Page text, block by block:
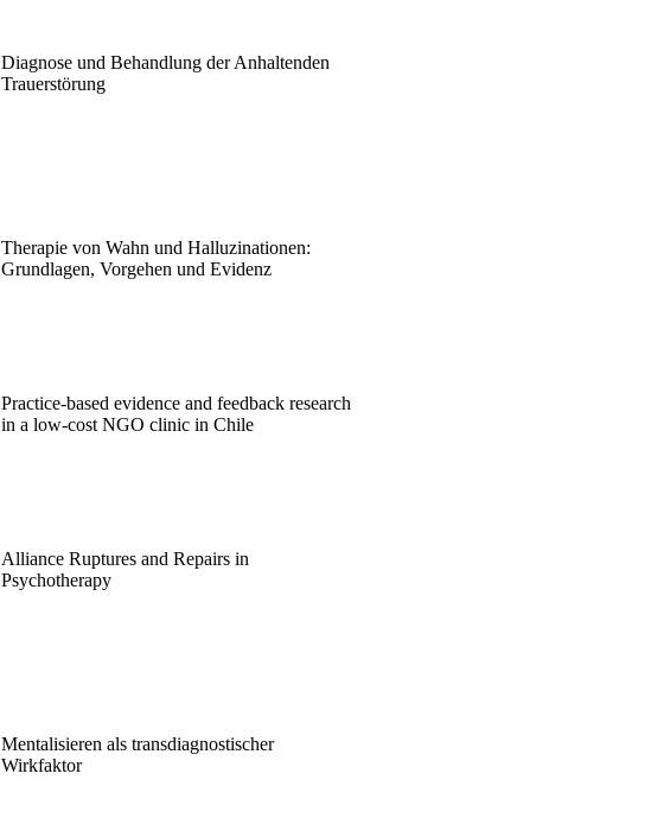
Diagnose und Behandlung der Anhaltenden
Trauerstörung
Therapie von Wahn und Halluzinationen:
Grundlagen, Vorgehen und Evidenz
Practice-based evidence and feedback research
in a low-cost NGO clinic in Chile
Alliance Ruptures and Repairs in
Psychotherapy
Mentalisieren als transdiagnostischer
Wirkfaktor